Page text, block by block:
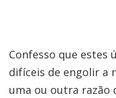
Confesso que estes
difíceis de engolir a
uma ou outra razão